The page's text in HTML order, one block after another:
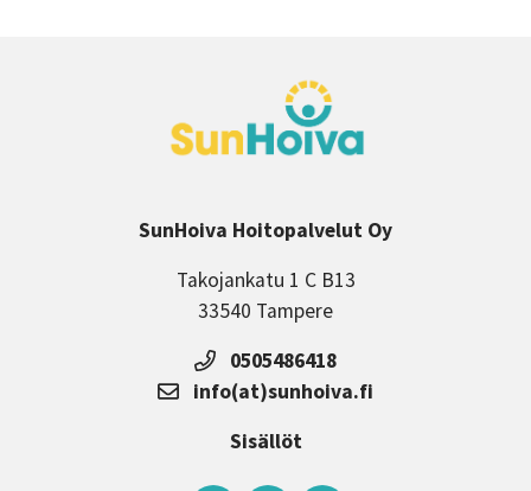
SunHoiva Hoitopalvelut Oy
Takojankatu 1 C B13
33540 Tampere
0505486418
info(at)sunhoiva.fi
Sisällöt